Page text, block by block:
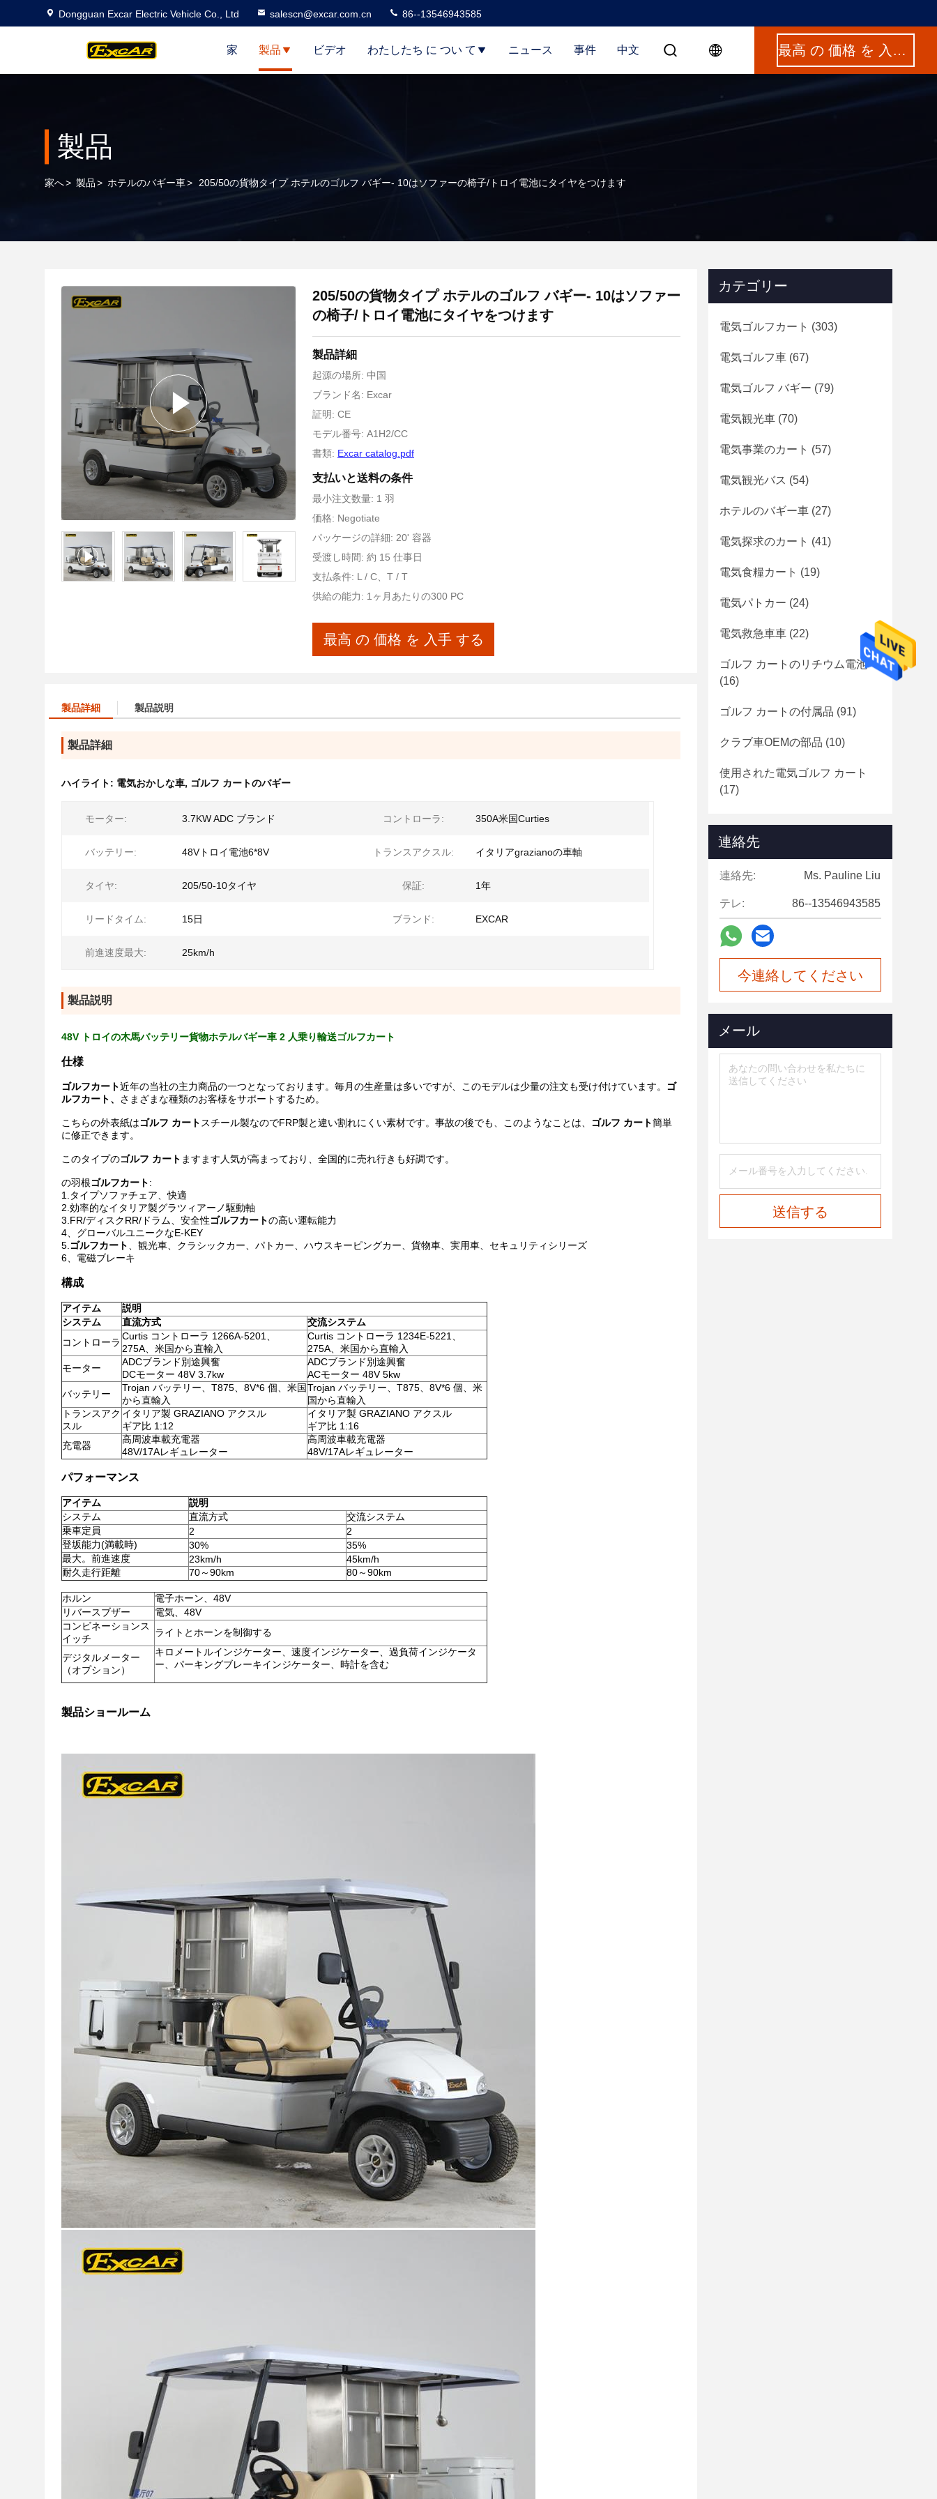
Dongguan Excar Electric Vehicle Co., Ltd salescn@excar.com.cn 86--13546943585
家 製品 ビデオ わたしたち に つい て ニュース 事件 中文 最高 の 価格 を 入手 する
製品
家へ> 製品> ホテルのバギー車> 205/50の貨物タイプ ホテルのゴルフ バギー- 10はソファーの椅子/トロイ電池にタイヤをつけます
205/50の貨物タイプ ホテルのゴルフ バギー- 10はソファー
の椅子/トロイ電池にタイヤをつけます
製品詳細
起源の場所: 中国
ブランド名: Excar
証明: CE
モデル番号: A1H2/CC
書類: Excar catalog.pdf
支払いと送料の条件
最小注文数量: 1 羽
価格: Negotiate
パッケージの詳細: 20' 容器
受渡し時間: 約 15 仕事日
支払条件: L / C、T / T
供給の能力: 1ヶ月あたりの300 PC
最高 の 価格 を 入手 する
製品詳細 製品説明
製品詳細
ハイライト: 電気おかしな車, ゴルフ カートのバギー
モーター: 3.7KW ADC ブランド コントローラ: 350A米国Curties
バッテリー: 48Vトロイ電池6*8V トランスアクスル: イタリアgrazianoの車軸
タイヤ: 205/50-10タイヤ 保証: 1年
リードタイム: 15日 ブランド: EXCAR
前進速度最大: 25km/h
製品説明
48V トロイの木馬バッテリー貨物ホテルバギー車 2 人乗り輸送ゴルフカート
仕様
ゴルフカート近年の当社の主力商品の一つとなっております。毎月の生産量は多いですが、このモデルは少量の注文も受け付けています。
ゴ
ルフカート、 さまざまな種類のお客様をサポ​​ートするため。
こちらの外表紙はゴルフ カート スチール製なのでFRP製と違い割れにくい素材です。事故の後でも、このようなことは、 ゴルフ カート簡単
に修正できます。
このタイプのゴルフ カート ますます人気が高まっており、全国的に売れ行きも好調です。
の羽根ゴルフカート:
1.タイプソファチェア、快適
2.効率的なイタリア製グラツィアーノ駆動軸
3.FR/ディスクRR/ドラム、安全性ゴルフカートの高い運転能力
4、グローバルユニークなE-KEY
5. ゴルフカート
、観光車、クラシックカー、パトカー、ハウスキーピングカー、貨物車、実用車、セキュリティシリーズ
6、電磁ブレーキ
構成
アイテム
説明
システム
直流方式
交流システム
コントローラ
Curtis コントローラ 1266A-5201、
275A、米国から直輸入
Curtis コントローラ 1234E-5221、
275A、米国から直輸入
モーター
ADCブランド別途興奮
DCモーター 48V 3.7kw
ADCブランド別途興奮
ACモーター 48V 5kw
バッテリー
Trojan バッテリー、T875、8V*6 個、米国
から直輸入
Trojan バッテリー、T875、8V*6 個、米
国から直輸入
トランスアク
スル
イタリア製 GRAZIANO アクスル
ギア比 1:12
イタリア製 GRAZIANO アクスル
ギア比 1:16
充電器
高周波車載充電器
48V/17Aレギュレーター
高周波車載充電器
48V/17Aレギュレーター
パフォーマンス
アイテム
説明
システム
直流方式
交流システム
乗車定員
2
2
登坂能力(満載時)
30%
35%
最大。前進速度
23km/h
45km/h
耐久走行距離
70～90km 80～90km
ホルン
電子ホーン、48V
リバースブザー
電気、48V
コンビネーションス
イッチ
ライトとホーンを制御する
デジタルメーター
（オプション）
キロメートルインジケーター、速度インジケーター、過負荷インジケータ
ー、パーキングブレーキインジケーター、時計を含む
製品ショールーム
カテゴリー
電気ゴルフカート (303)
電気ゴルフ車 (67)
電気ゴルフ バギー (79)
電気観光車 (70)
電気事業のカート (57)
電気観光バス (54)
ホテルのバギー車 (27)
電気探求のカート (41)
電気食糧カート (19)
電気パトカー (24)
電気救急車車 (22)
ゴルフ カートのリチウム電池
(16)
ゴルフ カートの付属品 (91)
クラブ車OEMの部品 (10)
使用された電気ゴルフ カート
(17)
連絡先
連絡先: Ms. Pauline Liu
テレ: 86--13546943585
今連絡してください
メール
送信する